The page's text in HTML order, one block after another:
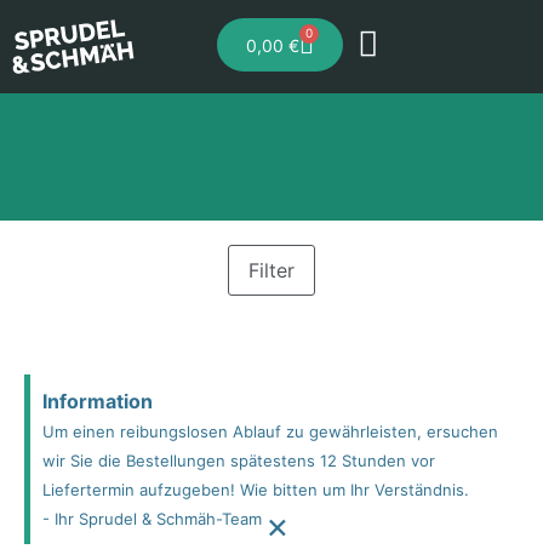
0,00€
0
Filter
Information
Um einen reibungslosen Ablauf zu gewährleisten, ersuchen
wir Sie die Bestellungen spätestens 12 Stunden vor
Liefertermin aufzugeben! Wie bitten um Ihr Verständnis.
- Ihr Sprudel & Schmäh-Team ×